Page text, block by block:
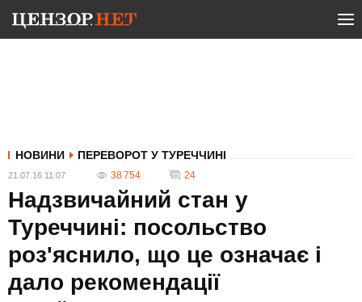
НОВИНИ ПЕРЕВОРОТ У ТУРЕЧЧИНІ
21.07.16 11:07 38 754 24
Надзвичайний стан у
Туреччині: посольство
роз'яснило, що це означає і
дало рекомендації